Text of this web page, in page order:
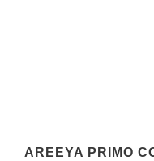
AREEYA PRIMO